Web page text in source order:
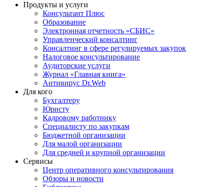
Продукты и услуги
Консультант Плюс
Образование
Электронная отчетность «СБИС»
Управленческий консалтинг
Консалтинг в сфере регулируемых закупок
Налоговое консультирование
Аудиторские услуги
Журнал «Главная книга»
Антивирус Dr.Web
Для кого
Бухгалтеру
Юристу
Кадровому работнику
Специалисту по закупкам
Бюджетной организации
Для малой организации
Для средней и крупной организации
Сервисы
Центр оперативного консультирования
Обзоры и новости